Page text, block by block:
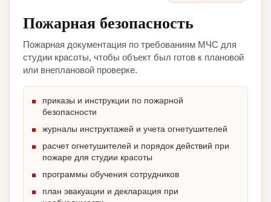
Пожарная безопасность
Пожарная документация по требованиям МЧС для
студии красоты, чтобы объект был готов к плановой
или внеплановой проверке.
приказы и инструкции по пожарной
безопасности
журналы инструктажей и учета огнетушителей
расчет огнетушителей и порядок действий при
пожаре для студии красоты
программы обучения сотрудников
план эвакуации и декларация при